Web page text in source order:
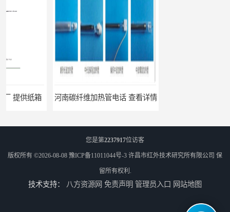
河南碳纤维加热管电话 查看详情 三门峡石英加热管厂家 按需定制
您是第2237917位访客
版权所有 ©2026-08-08 豫ICP备11011044号-3 许昌市红外技术研究所有限公司 保
留所有权利.
技术支持： 八方资源网 免责声明 管理员入口 网站地图